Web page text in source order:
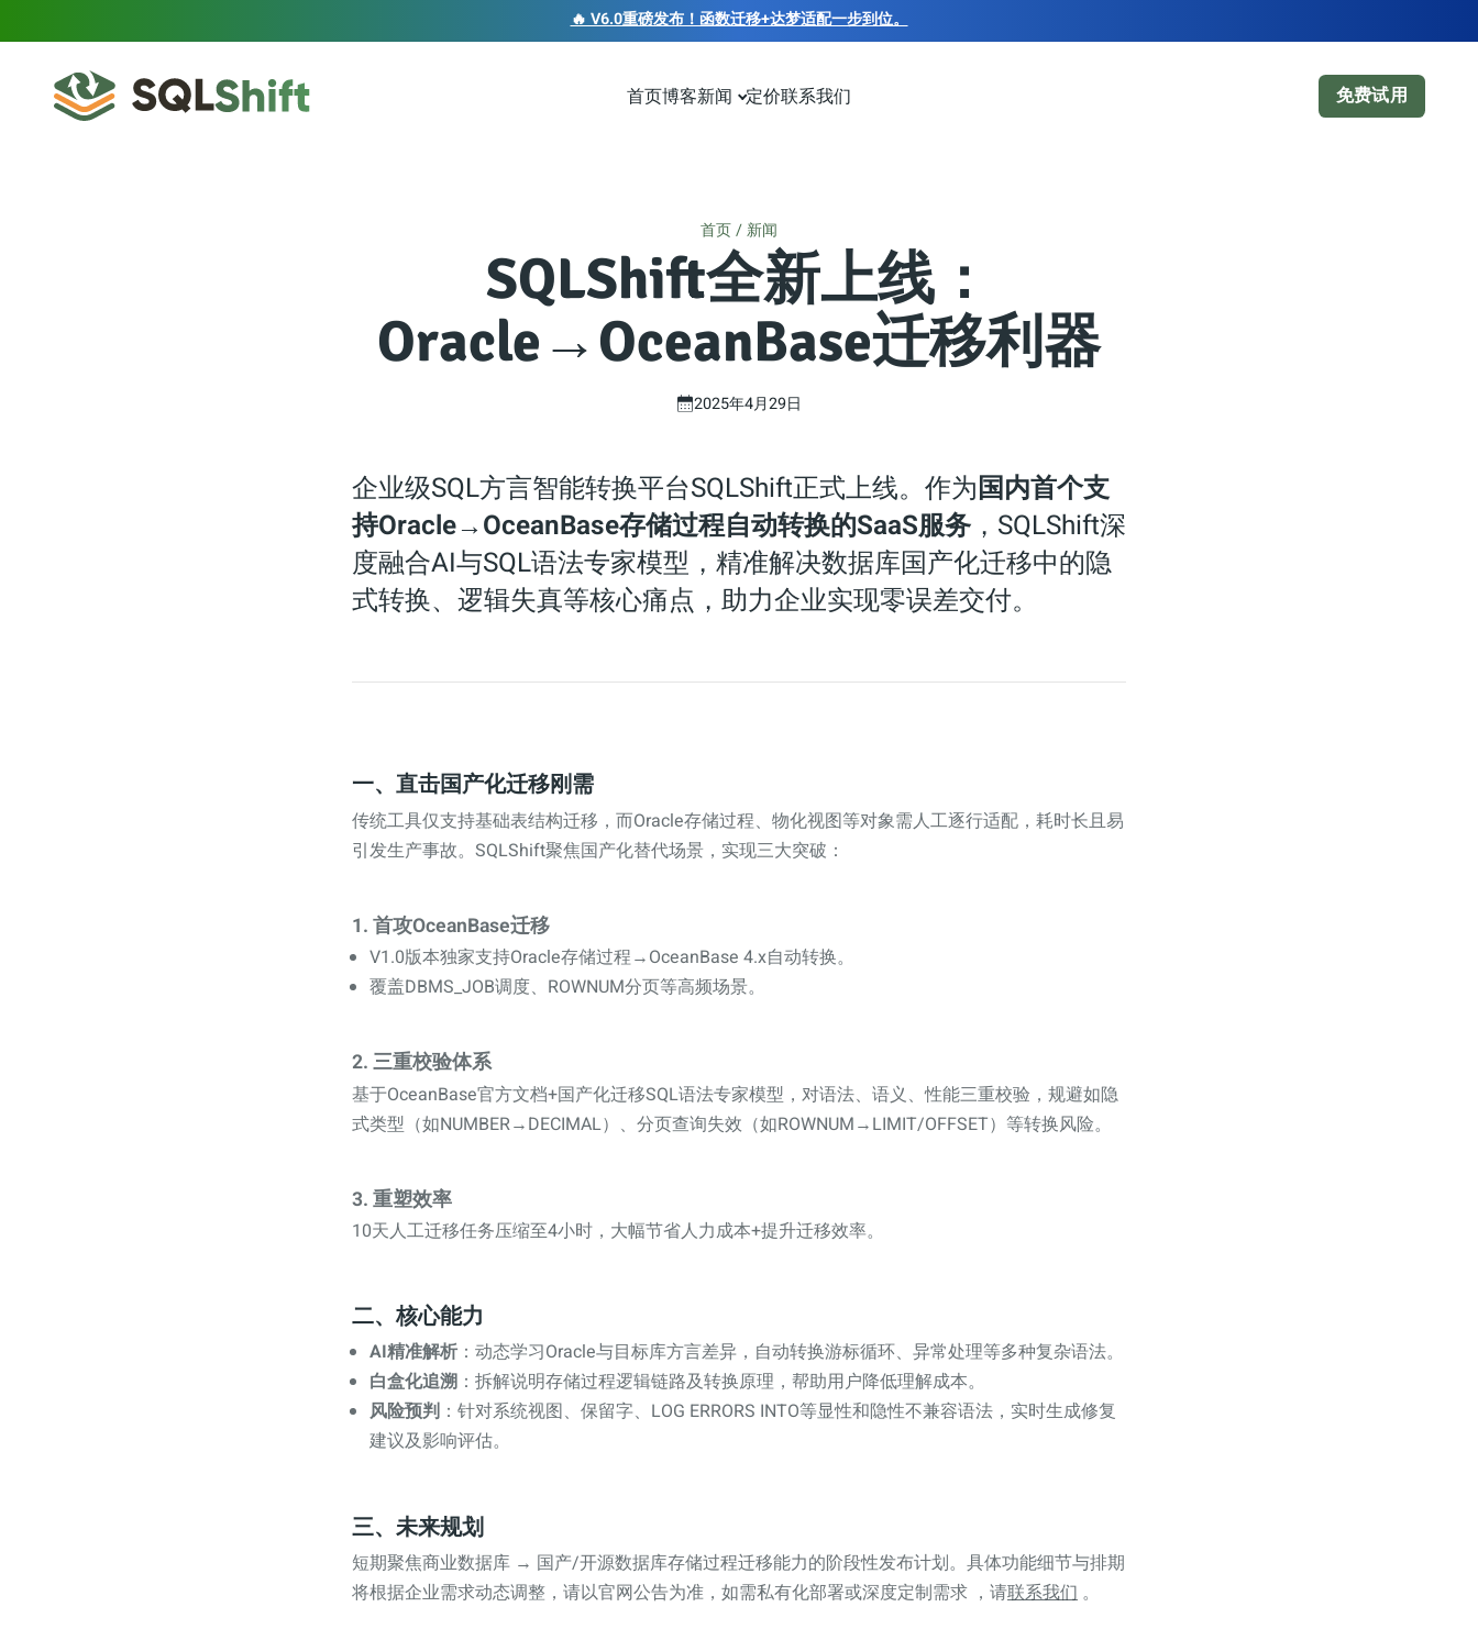
🔥 V6.0重磅发布！函数迁移+达梦适配一步到位。
首页博客新闻 定价联系我们 免费试用
首页 新闻
SQLShift全新上线：
Oracle→OceanBase迁移利器
2025年4月29日
企业级SQL方言智能转换平台SQLShift正式上线。作为国内首个支
持Oracle→OceanBase存储过程自动转换的SaaS服务 ，SQLShift深
度融合AI与SQL语法专家模型，精准解决数据库国产化迁移中的隐
式转换、逻辑失真等核心痛点，助力企业实现零误差交付。
一、直击国产化迁移刚需
传统工具仅支持基础表结构迁移，而Oracle存储过程、物化视图等对象需人工逐行适配，耗时长且易
引发生产事故。SQLShift聚焦国产化替代场景，实现三大突破：
1. 首攻OceanBase迁移
V1.0版本独家支持Oracle存储过程→OceanBase 4.x自动转换。
覆盖DBMS_JOB调度、ROWNUM分页等高频场景。
2. 三重校验体系
基于OceanBase官方文档+国产化迁移SQL语法专家模型，对语法、语义、性能三重校验，规避如隐
式类型（如NUMBER→DECIMAL）、分页查询失效（如ROWNUM→LIMIT/OFFSET）等转换风险。
3. 重塑效率
10天人工迁移任务压缩至4小时，大幅节省人力成本+提升迁移效率。
二、核心能力
AI精准解析 ：动态学习Oracle与目标库方言差异，自动转换游标循环、异常处理等多种复杂语法。
白盒化追溯 ：拆解说明存储过程逻辑链路及转换原理，帮助用户降低理解成本。
风险预判 ：针对系统视图、保留字、LOG ERRORS INTO等显性和隐性不兼容语法，实时生成修复
建议及影响评估。
三、未来规划
短期聚焦商业数据库 → 国产/开源数据库存储过程迁移能力的阶段性发布计划。具体功能细节与排期
将根据企业需求动态调整，请以官网公告为准，如需私有化部署或深度定制需求 ，请联系我们 。